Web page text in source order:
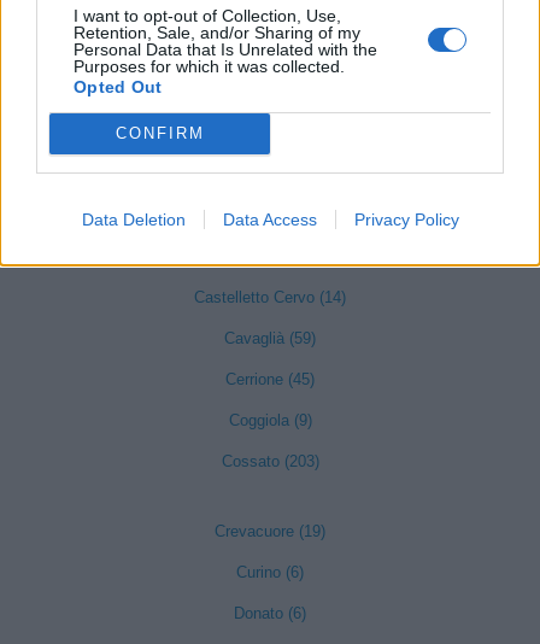
I want to opt-out of Collection, Use,
Retention, Sale, and/or Sharing of my
Personal Data that Is Unrelated with the
Purposes for which it was collected.
Opted Out
CONFIRM
Data Deletion Data Access Privacy Policy
Brusnengo (22)
Callabiana (1)
Candelo (57)
Caprile (1)
Castelletto Cervo (14)
Cavaglià (59)
Cerrione (45)
Coggiola (9)
Cossato (203)
Crevacuore (19)
Curino (6)
Donato (6)